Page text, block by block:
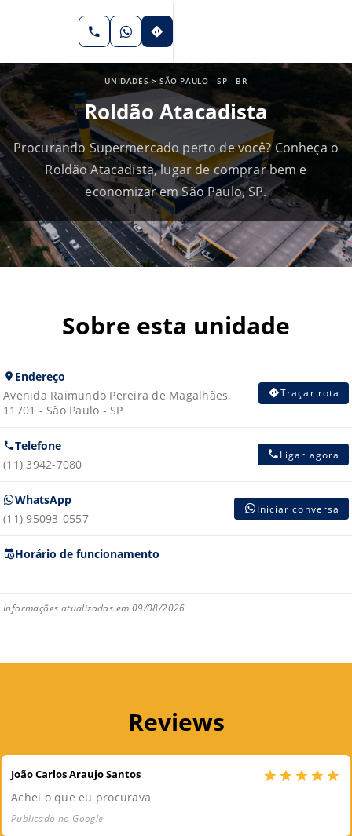
UNIDADES>SÃO PAULO -SP - BR
Roldão Atacadista
Procurando Supermercado perto de você? Conheça o
Roldão Atacadista, lugar de comprar bem e
economizar em São Paulo, SP.
Sobre esta unidade
Endereço
Avenida Raimundo Pereira de Magalhães,
11701 - São Paulo - SP
Traçar rota
Telefone
(11) 3942-7080
Ligar agora
WhatsApp
(11) 95093-0557
Iniciar conversa
Horário de funcionamento
Informações atualizadas em 09/08/2026
Reviews
João Carlos Araujo Santos
Achei o que eu procurava
Publicado no Google